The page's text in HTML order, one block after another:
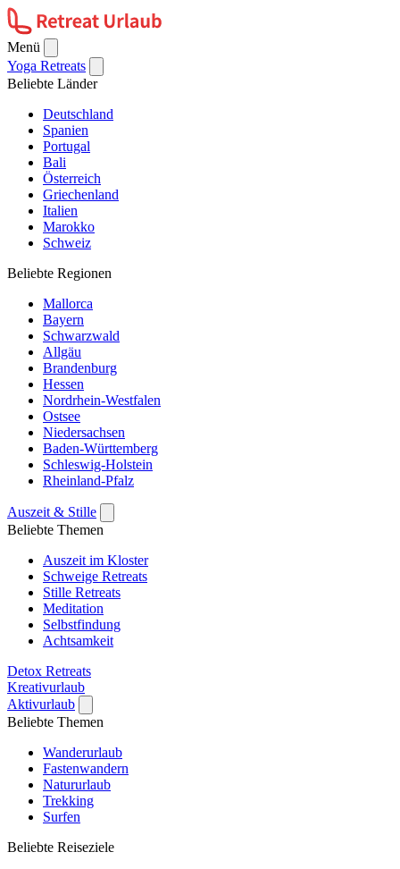
Menü
Yoga Retreats
Beliebte Länder
Deutschland
Spanien
Portugal
Bali
Österreich
Griechenland
Italien
Marokko
Schweiz
Beliebte Regionen
Mallorca
Bayern
Schwarzwald
Allgäu
Brandenburg
Hessen
Nordrhein-Westfalen
Ostsee
Niedersachsen
Baden-Württemberg
Schleswig-Holstein
Rheinland-Pfalz
Auszeit & Stille
Beliebte Themen
Auszeit im Kloster
Schweige Retreats
Stille Retreats
Meditation
Selbstfindung
Achtsamkeit
Detox Retreats
Kreativurlaub
Aktivurlaub
Beliebte Themen
Wanderurlaub
Fastenwandern
Natururlaub
Trekking
Surfen
Beliebte Reiseziele